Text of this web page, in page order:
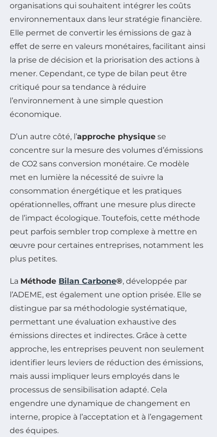
organisations qui souhaitent intégrer les coûts
environnementaux dans leur stratégie financière.
Elle permet de convertir les émissions de gaz à
effet de serre en valeurs monétaires, facilitant ainsi
la prise de décision et la priorisation des actions à
mener. Cependant, ce type de bilan peut être
critiqué pour sa tendance à réduire
l’environnement à une simple question
économique.
D’un autre côté, l’approche physique se
concentre sur la mesure des volumes d’émissions
de CO2 sans conversion monétaire. Ce modèle
met en lumière la nécessité de suivre la
consommation énergétique et les pratiques
opérationnelles, offrant une mesure plus directe
de l’impact écologique. Toutefois, cette méthode
peut parfois sembler trop complexe à mettre en
œuvre pour certaines entreprises, notamment les
plus petites.
La Méthode Bilan Carbone®, développée par
l’ADEME, est également une option prisée. Elle se
distingue par sa méthodologie systématique,
permettant une évaluation exhaustive des
émissions directes et indirectes. Grâce à cette
approche, les entreprises peuvent non seulement
identifier leurs leviers de réduction des émissions,
mais aussi impliquer leurs employés dans le
processus de sensibilisation adapté. Cela
engendre une dynamique de changement en
interne, propice à l’acceptation et à l’engagement
des équipes.